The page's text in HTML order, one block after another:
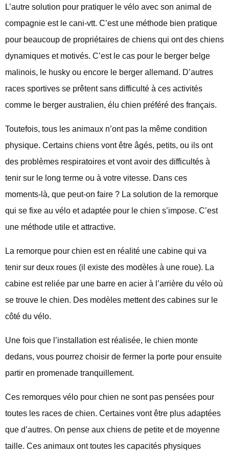
L’autre solution pour pratiquer le vélo avec son animal de
compagnie est le cani-vtt. C’est une méthode bien pratique
pour beaucoup de propriétaires de chiens qui ont des chiens
dynamiques et motivés. C’est le cas pour le berger belge
malinois, le husky ou encore le berger allemand. D’autres
races sportives se prêtent sans difficulté à ces activités
comme le berger australien, élu chien préféré des français.
Toutefois, tous les animaux n’ont pas la même condition
physique. Certains chiens vont être âgés, petits, ou ils ont
des problèmes respiratoires et vont avoir des difficultés à
tenir sur le long terme ou à votre vitesse. Dans ces
moments-là, que peut-on faire ? La solution de la remorque
qui se fixe au vélo et adaptée pour le chien s’impose. C’est
une méthode utile et attractive.
La remorque pour chien est en réalité une cabine qui va
tenir sur deux roues (il existe des modèles à une roue). La
cabine est reliée par une barre en acier à l’arrière du vélo où
se trouve le chien. Des modèles mettent des cabines sur le
côté du vélo.
Une fois que l’installation est réalisée, le chien monte
dedans, vous pourrez choisir de fermer la porte pour ensuite
partir en promenade tranquillement.
Ces remorques vélo pour chien ne sont pas pensées pour
toutes les races de chien. Certaines vont être plus adaptées
que d’autres. On pense aux chiens de petite et de moyenne
taille. Ces animaux ont toutes les capacités physiques